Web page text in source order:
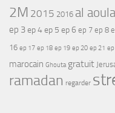
2M 2015 2016 al aoula
ep 3ep 4ep 5 ep 6 ep 7 ep 8
16 ep 17 ep 18 ep 19 ep 20 ep 21
marocain Ghouta gratuit
ramadan regarder